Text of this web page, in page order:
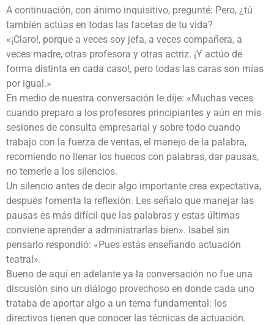
A continuación, con ánimo inquisitivo, pregunté: Pero, ¿tú
también actúas en todas las facetas de tu vida?
«¡Claro!, porque a veces soy jefa, a veces compañera, a
veces madre, otras profesora y otras actriz. ¡Y actúo de
forma distinta en cada caso!, pero todas las caras son mías
por igual.»
En medio de nuestra conversación le dije: «Muchas veces
cuando preparo a los profesores principiantes y aún en mis
sesiones de consulta empresarial y sobre todo cuando
trabajo con la fuerza de ventas, el manejo de la palabra,
recomiendo no llenar los huecos con palabras, dar pausas,
no temerle a los silencios.
Un silencio antes de decir algo importante crea expectativa,
después fomenta la reflexión. Les señalo que manejar las
pausas es más difícil que las palabras y estas últimas
conviene aprender a administrarlas bien». Isabel sin
pensarlo respondió: «Pues estás enseñando actuación
teatral».
Bueno de aquí en adelante ya la conversación no fue una
discusión sino un diálogo provechoso en donde cada uno
trataba de aportar algo a un tema fundamental: los
directivos tienen que conocer las técnicas de actuación.